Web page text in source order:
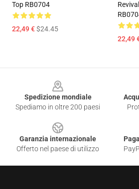
Top RB0704
22,49 €$24.45
22,49
Spedizione mondiale
Spediamo in oltre 200 paesi
Garanzia internazionale
Offerto nel paese di utilizzo